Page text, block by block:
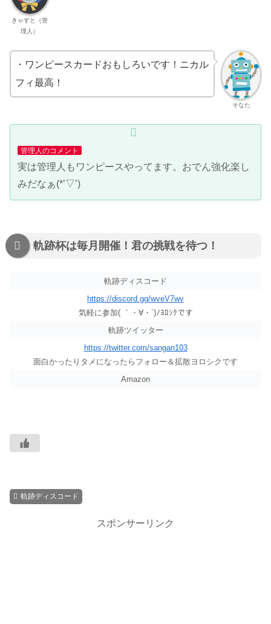
きゃすと（管
理人）
そなた
・ワンピースカードおもしろいです！ニカル
フィ最高！
管理人のコメント
実は管理人もワンピースやってます。おでん強化楽し
みだなぁ(*’▽’)
軌跡杯は毎月開催！君の挑戦を待つ！
軌跡ディスコード
https://discord.gg/wveV7wv
気軽に参加( ｀・∀・´)ﾉﾖﾛｼｸです
軌跡ツイッター
https://twitter.com/sangan103
面白かったりタメになったらフォロー＆拡散ヨロシクです
Amazon
軌跡ディスコード
スポンサーリンク